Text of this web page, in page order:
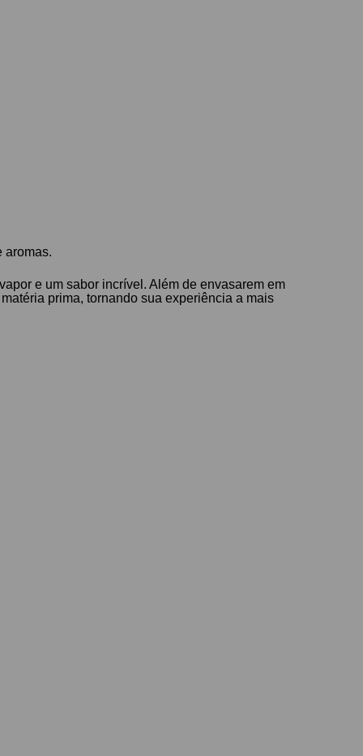
aromas.
e um sabor incrível. Além de envasarem em
prima, tornando sua experiência a mais